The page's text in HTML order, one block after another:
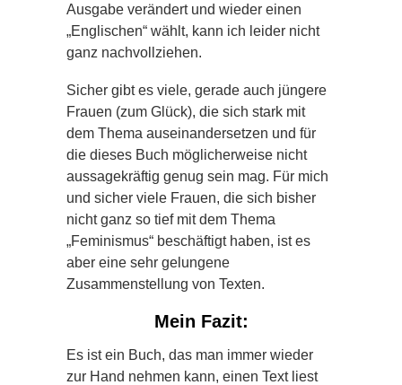
Ausgabe verändert und wieder einen
„Englischen“ wählt, kann ich leider nicht
ganz nachvollziehen.
Sicher gibt es viele, gerade auch jüngere
Frauen (zum Glück), die sich stark mit
dem Thema auseinandersetzen und für
die dieses Buch möglicherweise nicht
aussagekräftig genug sein mag. Für mich
und sicher viele Frauen, die sich bisher
nicht ganz so tief mit dem Thema
„Feminismus“ beschäftigt haben, ist es
aber eine sehr gelungene
Zusammenstellung von Texten.
Mein Fazit:
Es ist ein Buch, das man immer wieder
zur Hand nehmen kann, einen Text liest